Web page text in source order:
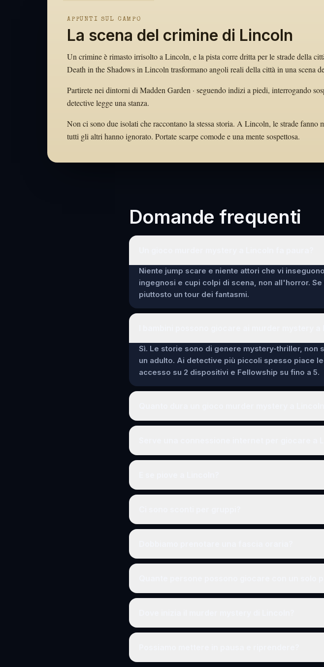
APPUNTI SUL CAMPO
La scena del crimine di Lincoln
Un crimine è rimasto irrisolto a Lincoln, e la pista corre dritta per le strade della
Death in the Shadows in Lincoln trasformano angoli reali della città in una scena
Partirete nei dintorni di Madden Garden · seguendo indizi a piedi, interrogando
detective legge una stanza.
Non ci sono due isolati che raccontano la stessa storia. A Lincoln, le strade fanno
tutti gli altri hanno ignorato. Portate scarpe comode e una mente sospettosa.
Domande frequenti
Niente jump scare e niente attori che vi
ingegnosi e cupi colpi di scena, non all'horror.
piuttosto un tour dei fantasmi.
Sì. Le storie sono di genere mystery-thriller, non
un adulto. Ai detective più piccoli spesso piace
accesso su 2 dispositivi e Fellowship su fino a 5.